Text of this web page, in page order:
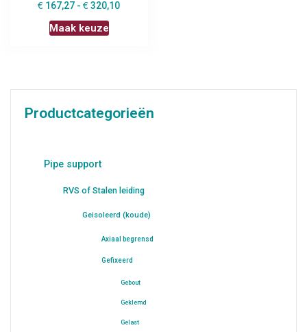
€ 167,27 - €320,10
Maak keuze
Productcategorieën
Pipe support
RVS of Stalen leiding
Geisoleerd (koude)
Axiaal begrensd
Gefixeerd
Gebout
Geklemd
Gelast